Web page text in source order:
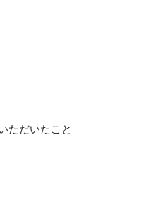
ただいたこと